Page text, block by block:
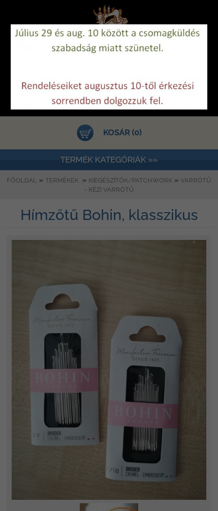
KOSÁR (0)
TERMÉK KATEGÓRIÁK »»
FŐOLDAL » TERMÉKEK » KIEGÉSZÍTŐK/PATCHWORK » VARRÓTŰ
- KÉZI VARRÓTŰ
Hímzőtű Bohin, klasszikus